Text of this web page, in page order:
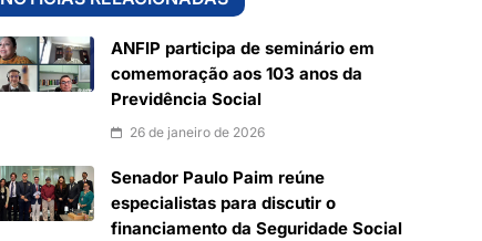
ANFIP participa de seminário em
comemoração aos 103 anos da
Previdência Social
26 de janeiro de 2026
Senador Paulo Paim reúne
especialistas para discutir o
financiamento da Seguridade Social